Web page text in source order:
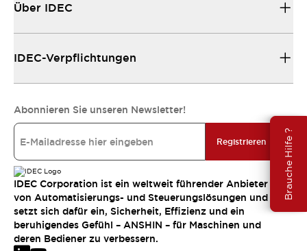
Brauche Hilfe ?
Über IDEC
IDEC-Verpflichtungen
Abonnieren Sie unseren Newsletter!
Registrieren
IDEC Corporation ist ein weltweit führender Anbieter
von Automatisierungs- und Steuerungslösungen und
setzt sich dafür ein, Sicherheit, Effizienz und ein
beruhigendes Gefühl – ANSHIN – für Maschinen und
deren Bediener zu verbessern.